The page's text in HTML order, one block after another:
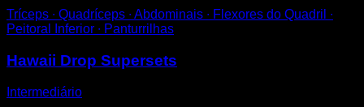
Tríceps ∙ Quadríceps ∙ Abdominais ∙ Flexores do Quadril ∙
Peitoral Inferior ∙ Panturrilhas
Hawaii Drop Supersets
Intermediário